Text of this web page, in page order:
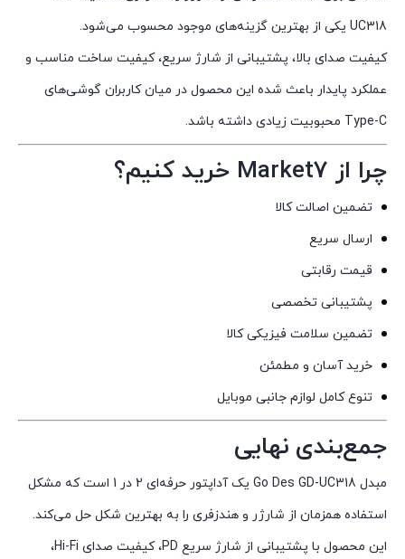
UC318 یکی از بهترین گزینه‌های موجود محسوب می‌شود.
کیفیت صدای بالا، پشتیبانی از شارژ سریع، کیفیت ساخت مناسب و
عملکرد پایدار باعث شده این محصول در میان کاربران گوشی‌های
Type-C محبوبیت زیادی داشته باشد.
چرا از Market7 خرید کنیم؟
تضمین اصالت کالا
ارسال سریع
قیمت رقابتی
پشتیبانی تخصصی
تضمین سلامت فیزیکی کالا
خرید آسان و مطمئن
تنوع کامل لوازم جانبی موبایل
جمع‌بندی نهایی
مبدل Go Des GD-UC318 یک آداپتور حرفه‌ای 2 در 1 است که مشکل
استفاده همزمان از شارژر و هندزفری را به بهترین شکل حل می‌کند.
این محصول با پشتیبانی از شارژ سریع PD، کیفیت صدای Hi-Fi،